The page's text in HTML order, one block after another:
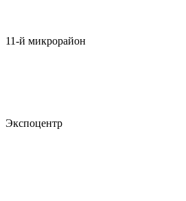
11-й микрорайон
Экспоцентр